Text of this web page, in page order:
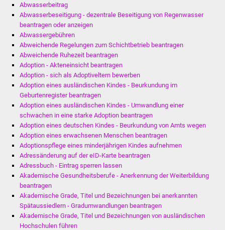
Partnerstädte
Sanierung Hallenbad
Sanierung Bizethalle
Ortsentwicklung
Presse
Bürger & Service
Was erledige ich wo
Dienstleistungen
Abwasserbeitrag
Abwasserbeseitigung - dezentrale Beseitigung von Regenwasser
beantragen oder anzeigen
Abwassergebühren
Abweichende Regelungen zum Schichtbetrieb beantragen
Abweichende Ruhezeit beantragen
Adoption - Akteneinsicht beantragen
Adoption - sich als Adoptiveltern bewerben
Adoption eines ausländischen Kindes - Beurkundung im
Geburtenregister beantragen
Adoption eines ausländischen Kindes - Umwandlung einer
schwachen in eine starke Adoption beantragen
Adoption eines deutschen Kindes - Beurkundung von Amts wegen
Adoption eines erwachsenen Menschen beantragen
Adoptionspflege eines minderjährigen Kindes aufnehmen
Adressänderung auf der eID-Karte beantragen
Adressbuch - Eintrag sperren lassen
Akademische Gesundheitsberufe - Anerkennung der Weiterbildung
beantragen
Akademische Grade, Titel und Bezeichnungen bei anerkannten
Spätaussiedlern - Gradumwandlungen beantragen
Akademische Grade, Titel und Bezeichnungen von ausländischen
Hochschulen führen